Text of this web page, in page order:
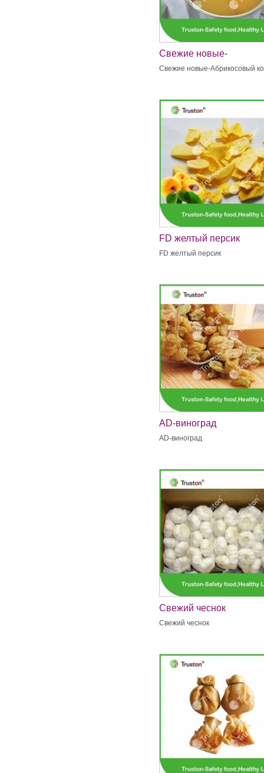
Свежие новые-
Абрикосовый компот
Свежие новые-Абрикосовый
FD желтый персик
FD желтый персик
AD-виноград
AD-виноград
Свежий чеснок
Свежий чеснок